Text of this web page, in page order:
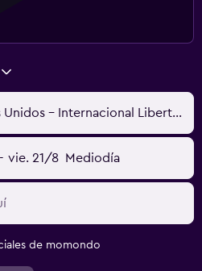
Newark, NJ, Estados Unidos - Internacional Libertad de Newark (EWR)
- vie. 21/8 Mediodía
de momondo